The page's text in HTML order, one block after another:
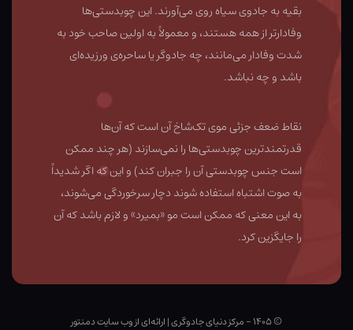
بقیه به جادوی سیاه روی می‌آورند. این چوبدستی‌ها
وفادارتر از همه هستند، و معمولاً به اولین صاحب خود به
شدت وفادار می‌مانند، چه جادوگر یا ساحره‌ی ورزیده‌ای
باشد و چه نباشد.
نقاط ضعف جزئی موی تک‌شاخ آن است که آن‌ها
قدرتمند‌ترین چوبدستی‌ها را نمی‌سازند (هر چند ممکن
است جنس چوبدستی آن را جبران کند) و این که اگر شدیداً
به صوت اشتباه استفاده شوند دچار سرخوردگی می‌شوند،
به این معنی که ممکن است مو «بمیرد» و لازم باشد که آن
را جایگزین کرد.
© ۱۴۰۵ - مرکز دنیای جادوگری |ارائه‌ای از وب ‌سایت دمنتور